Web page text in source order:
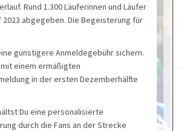
Rund 1.300 Läuferinnen und Läufer
abgegeben. Die Begeisterung für
günstigere Anmeldegebühr sichern.
einem ermäßigten
in der ersten Dezemberhälfte
Du eine personalisierte
durch die Fans an der Strecke